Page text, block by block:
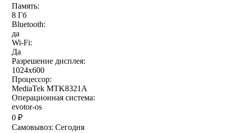
Память:
8 Гб
Bluetooth:
да
Wi-Fi:
Да
Разрешение дисплея:
1024х600
Процессор:
MediaTek MTK8321A
Операционная система:
evotor-os
0 ₽
Самовывоз: Сегодня